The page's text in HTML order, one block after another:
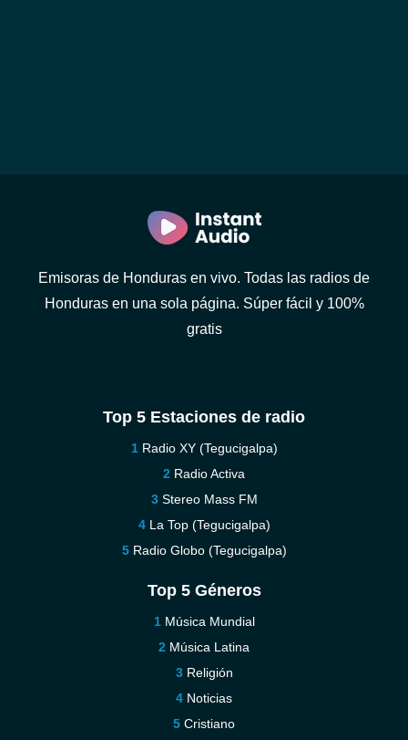
Emisoras de Honduras en vivo. Todas las radios de
Honduras en una sola página. Súper fácil y 100%
gratis
Top 5 Estaciones de radio
Radio XY (Tegucigalpa)
Radio Activa
Stereo Mass FM
La Top (Tegucigalpa)
Radio Globo (Tegucigalpa)
Top 5 Géneros
Música Mundial
Música Latina
Religión
Noticias
Cristiano